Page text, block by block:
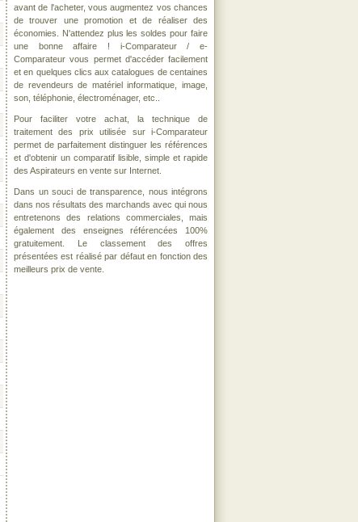
avant de l'acheter, vous augmentez vos chances
de trouver une promotion et de réaliser des
économies. N'attendez plus les soldes pour faire
une bonne affaire ! i-Comparateur / e-
Comparateur vous permet d'accéder facilement
et en quelques clics aux catalogues de centaines
de revendeurs de matériel informatique, image,
son, téléphonie, électroménager, etc..
Pour faciliter votre achat, la technique de
traitement des prix utilisée sur i-Comparateur
permet de parfaitement distinguer les références
et d'obtenir un comparatif lisible, simple et rapide
des Aspirateurs en vente sur Internet.
Dans un souci de transparence, nous intégrons
dans nos résultats des marchands avec qui nous
entretenons des relations commerciales, mais
également des enseignes référencées 100%
gratuitement. Le classement des offres
présentées est réalisé par défaut en fonction des
meilleurs prix de vente.